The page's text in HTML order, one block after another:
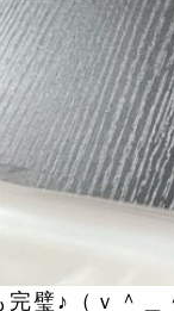
璧♪（ｖ＾＿